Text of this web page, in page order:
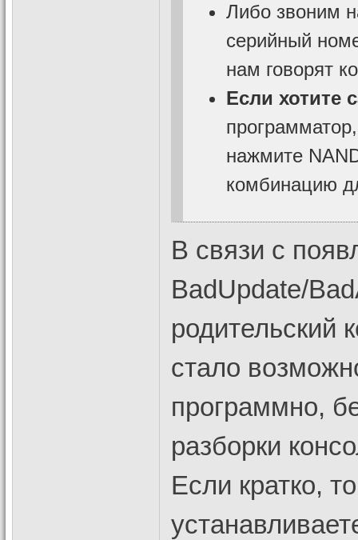
Либо звоним
серийный
нам говорят
Если хотите
нажмите
комбинацию
В связи с
BadUpdate/
родительский
стало
программно,
разборки
Если кратко,